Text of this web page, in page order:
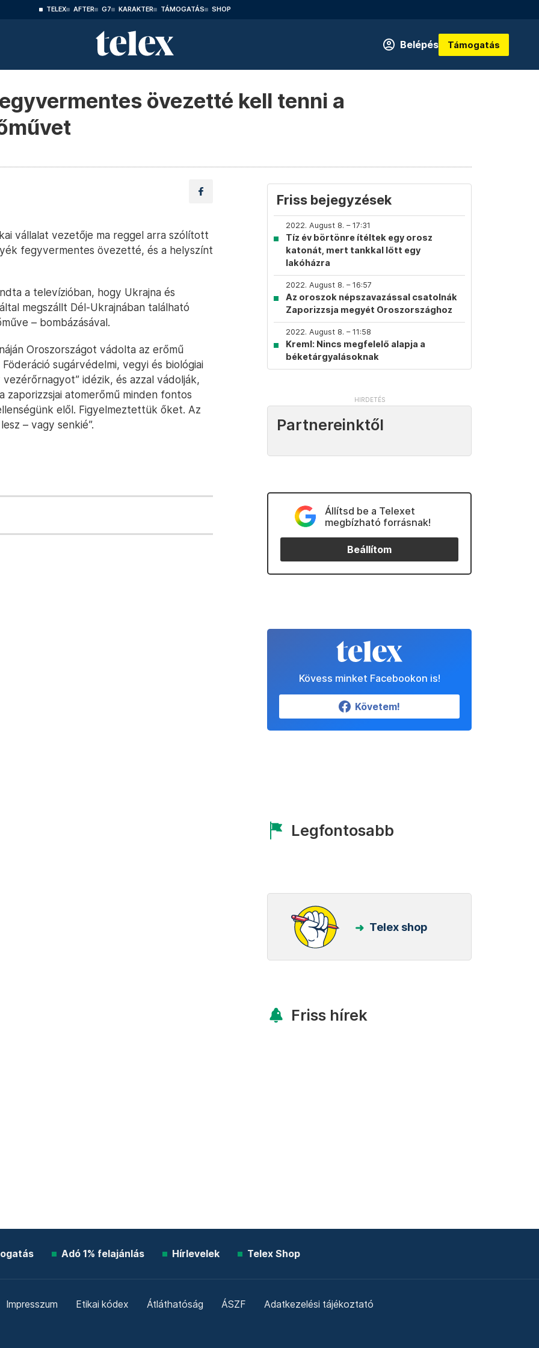
TELEX AFTER G7 KARAKTER TÁMOGATÁS SHOP
Belépés Támogatás
övezetté kell tenni a
vállalat vezetője ma reggel arra szólított
fegyvermentes övezetté, és a helyszínt
a televízióban, hogy Ukrajna és
megszállt Dél-Ukrajnában található
– bombázásával.
Oroszországot vádolta az erőmű
sugárvédelmi, vegyi és biológiai
idézik, és azzal vádolják,
atomerőmű minden fontos
elől. Figyelmeztettük őket. Az
– vagy senkié”.
Friss bejegyzések
2022. August 8. – 17:31
Tíz év börtönre ítéltek egy orosz
katonát, mert tankkal lőtt egy
lakóházra
2022. August 8. – 16:57
Az oroszok népszavazással csatolnák
Zaporizzsja megyét Oroszországhoz
2022. August 8. – 11:58
Kreml: Nincs megfelelő alapja a
béketárgyalásoknak
Partnereinktől
Állítsd be a Telexet
megbízható forrásnak!
Beállítom
Kövess minket Facebookon is!
Követem!
Legfontosabb
Telex shop
Friss hírek
Adó 1% felajánlás Hírlevelek Telex Shop
Impresszum Etikai kódex Átláthatóság ÁSZF Adatkezelési tájékoztató